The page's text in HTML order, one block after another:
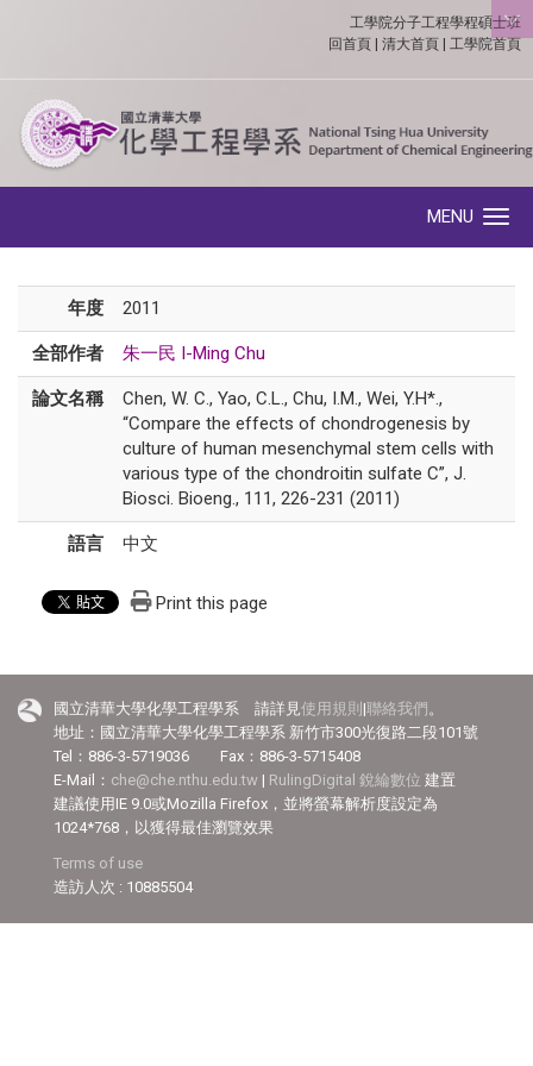
:::
工學院分子工程學程碩士班
回首頁
清大首頁 工學院首頁
MENU
年度 2011
全部作者 朱一民 I-Ming Chu
論文名稱
Chen, W. C., Yao, C.L., Chu, I.M., Wei, Y.H*.,
“Compare the effects of chondrogenesis by
culture of human mesenchymal stem cells with
various type of the chondroitin sulfate C”, J.
Biosci. Bioeng., 111, 226-231 (2011)
語言 中文
Print this page
國立清華大學化學工程學系 請詳見使用規則 |聯絡我們 。
地址：國立清華大學化學工程學系 新竹市300光復路二段101號
Tel：886-3-5719036 Fax：886-3-5715408
E-Mail： che@che.nthu.edu.tw | RulingDigital 銳綸數位 建置
建議使用IE 9.0或Mozilla Firefox，並將螢幕解析度設定為
1024*768，以獲得最佳瀏覽效果
Terms of use
造訪人次 : 10885504